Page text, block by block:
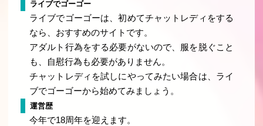
ライブでゴーゴー
ライブでゴーゴーは、初めてチャットレディをする
なら、おすすめのサイトです。
アダルト行為をする必要がないので、服を脱ぐこと
も、自慰行為も必要がありません。
チャットレディを試しにやってみたい場合は、ライ
ブでゴーゴーから始めてみましょう。
運営歴
今年で18周年を迎えます。